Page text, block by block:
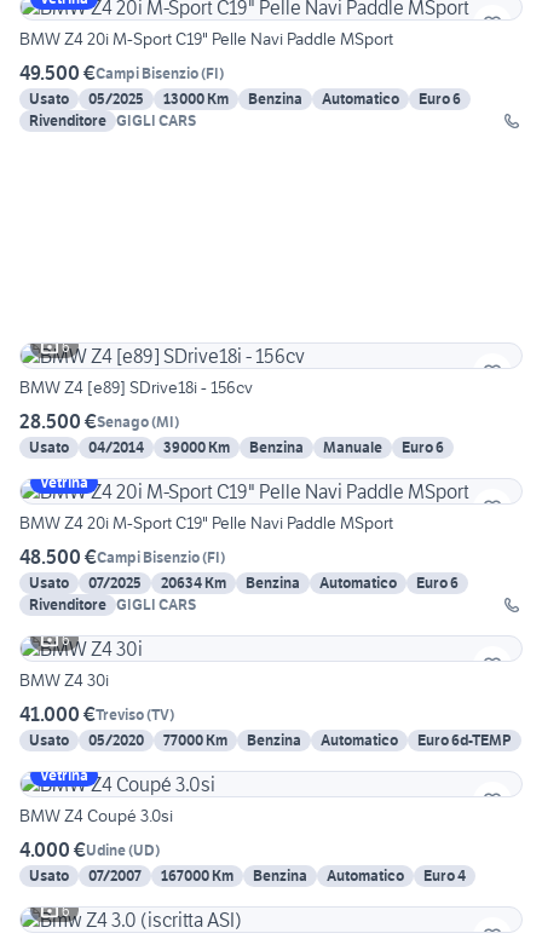
BMW Z4 20i M-Sport C19" Pelle Navi Paddle MSport
49.500 €Campi Bisenzio(FI)
Usato
05/2025 13000 Km Benzina Automatico
Euro 6
Rivenditore GIGLI CARS
6
BMW Z4 [e89] SDrive18i - 156cv
28.500 €Senago(MI)
Usato
04/2014 39000 Km Benzina Manuale
Euro 6
Vetrina
BMW Z4 20i M-Sport C19" Pelle Navi Paddle MSport
48.500 €Campi Bisenzio(FI)
Usato
07/2025 20634 Km Benzina Automatico
Euro 6
Rivenditore GIGLI CARS
6
BMW Z4 30i
41.000 €Treviso(TV)
Usato
05/2020 77000 Km Benzina Automatico
Euro 6d-TEMP
Vetrina
BMW Z4 Coupé 3.0si
4.000 €Udine(UD)
Usato
07/2007 167000 Km Benzina Automatico
Euro 4
6